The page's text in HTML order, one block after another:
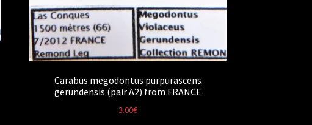
Carabus megodontus purpurascens
gerundensis (pair A2) from FRANCE
3.00€